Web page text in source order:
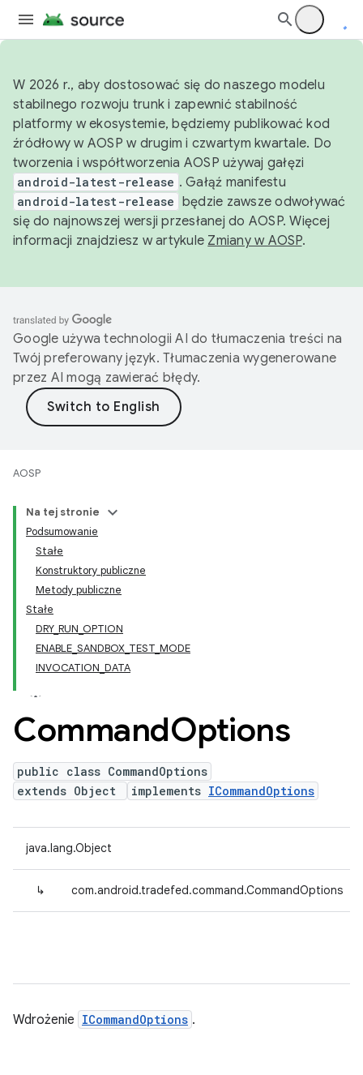
W 2026 r., aby dostosować się do naszego modelu
stabilnego rozwoju trunk i zapewnić stabilność
platformy w ekosystemie, będziemy publikować kod
źródłowy w AOSP w drugim i czwartym kwartale. Do
tworzenia i współtworzenia AOSP używaj gałęzi
android-latest-release . Gałąź manifestu
android-latest-release będzie zawsze odwoływać
się do najnowszej wersji przesłanej do AOSP. Więcej
informacji znajdziesz w artykule Zmiany w AOSP.
Google używa technologii AI do tłumaczenia treści na
Twój preferowany język. Tłumaczenia wygenerowane
przez AI mogą zawierać błędy.
AOSP
Na tej stronie
Podsumowanie
Stałe
Konstruktory publiczne
Metody publiczne
Stałe
DRY_RUN_OPTION
ENABLE_SANDBOX_TEST_MODE
INVOCATION_DATA
CommandOptions
public class CommandOptions
extends Object
implements ICommandOptions
java.lang.Object
↳ com.android.tradefed.command.CommandOptions
Wdrożenie ICommandOptions .